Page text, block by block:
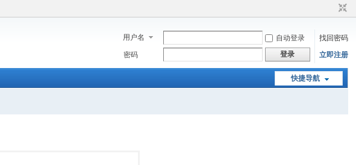
用户名 自动登录
找回密码
密码
登录 立即注册
快捷导航